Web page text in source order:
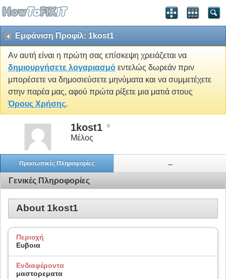
Εμφάνιση Προφίλ: 1kost1
Αν αυτή είναι η πρώτη σας επίσκεψη χρειάζεται να
δημιουργήσετε λογαριασμό εντελώς δωρεάν πριν
μπορέσετε να δημοσιεύσετε μηνύματα και να συμμετέχετε
στην παρέα μας, αφού πρώτα ρίξετε μια ματιά στους
Όρους Χρήσης.
1kost1
Μέλος
Προσωπικές Πληροφορίες ...
Γενικές Πληροφορίες
About 1kost1
Περιοχή
Ευβοια
Ενδιαφέροντα
μαστορεματα